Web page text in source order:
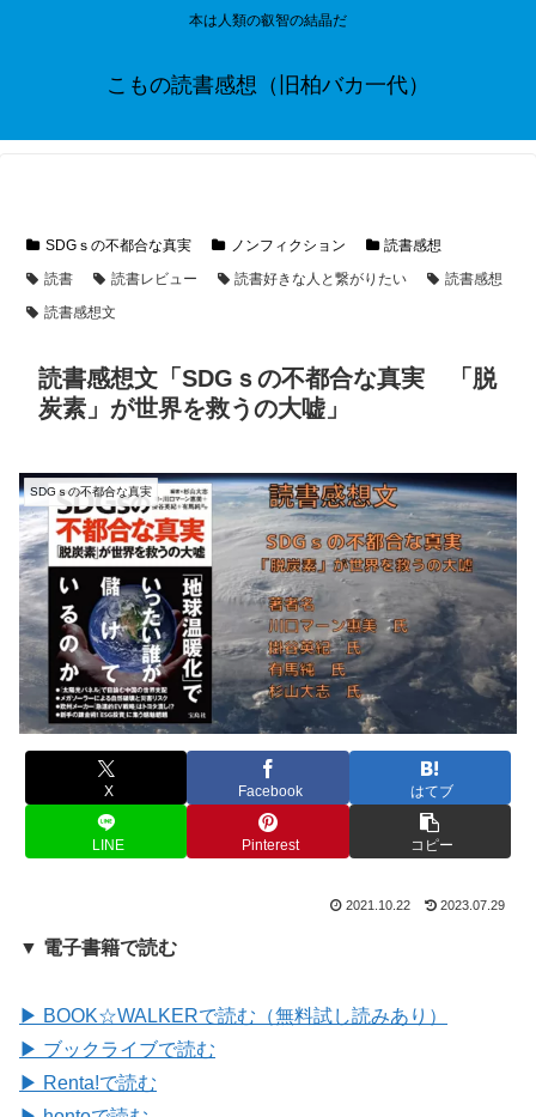
本は人類の叡智の結晶だ
こもの読書感想（旧柏バカ一代）
SDGｓの不都合な真実 ノンフィクション
読書感想
読書
読書レビュー 読書好きな人と繋がりたい
読書感想
読書感想文
読書感想文「SDGｓの不都合な真実 「脱
炭素」が世界を救うの大嘘」
SDGｓの不都合な真実
X Facebook はてブ
LINE Pinterest コピー
2021.10.22 2023.07.29
▼ 電子書籍で読む
▶ BOOK☆WALKERで読む（無料試し読みあり）
▶ ブックライブで読む
▶ Renta!で読む